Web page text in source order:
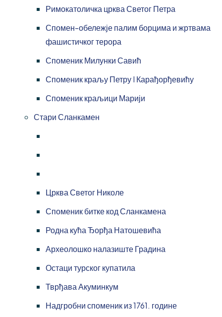
Римокатоличка црква Светог Петра
Спомен-обележје палим борцима и жртвама
фашистичког терора
Споменик Милунки Савић
Споменик краљу Петру I Карађорђевићу
Споменик краљици Марији
Стари Сланкамен
Црква Светог Николе
Споменик битке код Сланкамена
Родна кућа Ђорђа Натошевића
Археолошко налазиште Градина
Остаци турског купатила
Тврђава Акуминкум
Надгробни споменик из 1761. године